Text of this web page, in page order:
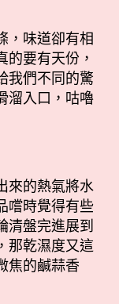
，味道卻有相
要有天份，
我們不同的驚
溜入口，咕嚕
來的熱氣將水
嚐時覺得有些
清盤完進展到
那乾濕度又這
焦的鹹蒜香